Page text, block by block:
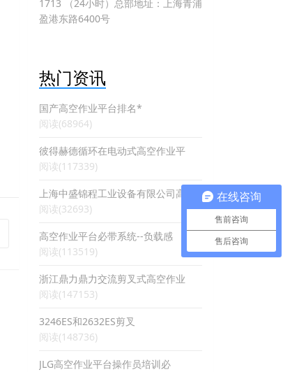
1713 （24小时）总部地址：上海青浦
盈港东路6400号
热门资讯
国产高空作业平台排名*
阅读(68964)
彼得赫德循环在电动式高空作业平
阅读(117339)
上海中盛锦程工业设备有限公司高
阅读(32693)
高空作业平台必带系统--负载感
阅读(113519)
浙江鼎力鼎力交流剪叉式高空作业
阅读(147153)
3246ES和2632ES剪叉
阅读(148736)
JLG高空作业平台操作员培训必
在线咨询
售前咨询
售后咨询